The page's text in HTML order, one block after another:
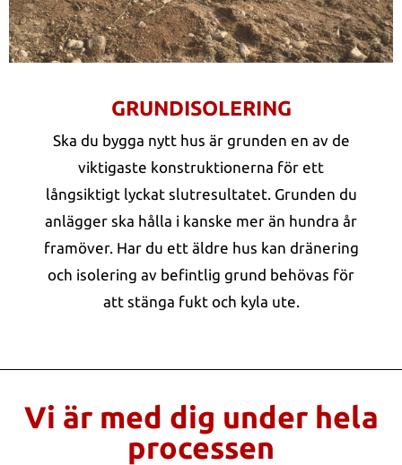
GRUNDISOLERING
Ska du bygga nytt hus är grunden en av de
viktigaste konstruktionerna för ett
långsiktigt lyckat slutresultatet. Grunden du
anlägger ska hålla i kanske mer än hundra år
framöver. Har du ett äldre hus kan dränering
och isolering av befintlig grund behövas för
att stänga fukt och kyla ute.
Vi är med dig under hela
processen